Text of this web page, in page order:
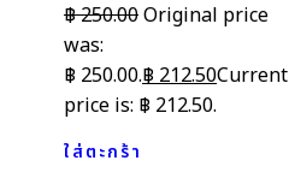
฿250.00Original price
was:
฿ 250.00.฿212.50Current
price is: ฿ 212.50.
ใส่ตะกร้า